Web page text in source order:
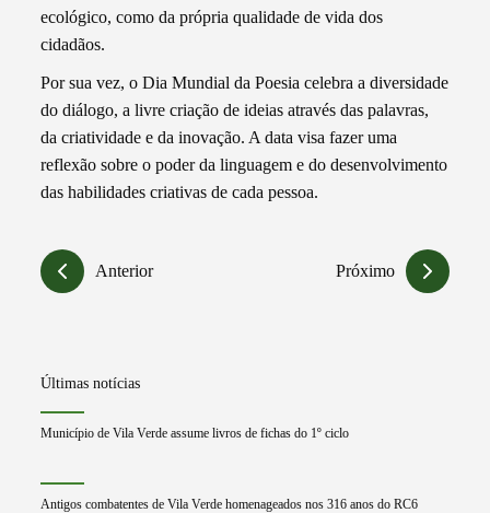
ecológico, como da própria qualidade de vida dos
cidadãos.
Por sua vez, o Dia Mundial da Poesia celebra a diversidade
do diálogo, a livre criação de ideias através das palavras,
da criatividade e da inovação. A data visa fazer uma
reflexão sobre o poder da linguagem e do desenvolvimento
das habilidades criativas de cada pessoa.
Anterior Próximo
Últimas notícias
Município de Vila Verde assume livros de fichas do 1º ciclo
Antigos combatentes de Vila Verde homenageados nos 316 anos do RC6